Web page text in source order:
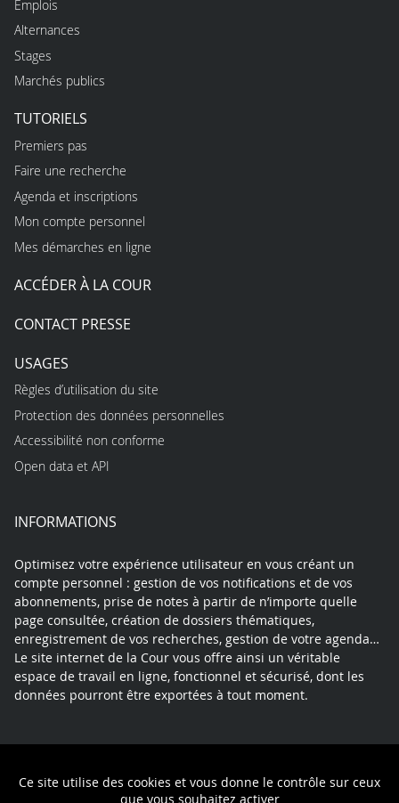
Ce site utilise des cookies et vous donne le contrôle sur ceux
que vous souhaitez activer
Emplois
Alternances
Stages
Marchés publics
TUTORIELS
Premiers pas
Faire une recherche
Agenda et inscriptions
Mon compte personnel
Mes démarches en ligne
ACCÉDER À LA COUR
CONTACT PRESSE
USAGES
Règles d’utilisation du site
Protection des données personnelles
Accessibilité non conforme
Open data et API
INFORMATIONS
Optimisez votre expérience utilisateur en vous créant un
compte personnel : gestion de vos notifications et de vos
abonnements, prise de notes à partir de n’importe quelle
page consultée, création de dossiers thématiques,
enregistrement de vos recherches, gestion de votre agenda…
Le site internet de la Cour vous offre ainsi un véritable
espace de travail en ligne, fonctionnel et sécurisé, dont les
données pourront être exportées à tout moment.
Politique de confidentialité